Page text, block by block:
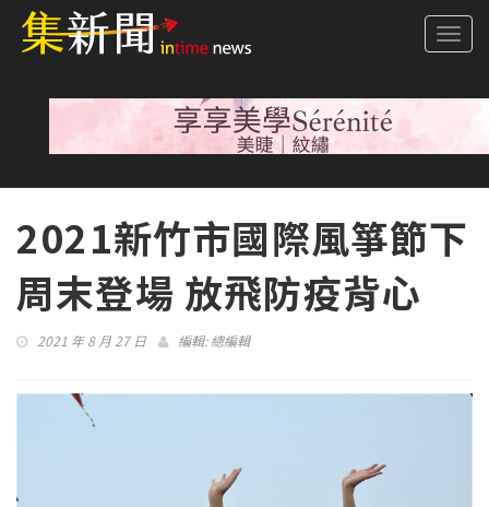
2021新竹市國際風箏節下
周末登場 放飛防疫背心
2021 年 8 月 27 日 編輯:總編輯